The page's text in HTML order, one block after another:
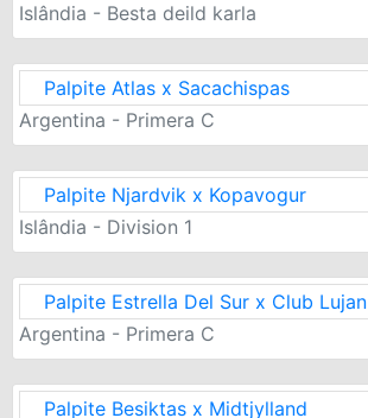
Islândia - Besta deild karla
Palpite Atlas x Sacachispas
Argentina - Primera C
Palpite Njardvik x Kopavogur
Islândia - Division 1
Palpite Estrella Del Sur x Club Lujan
Argentina - Primera C
Palpite Besiktas x Midtjylland